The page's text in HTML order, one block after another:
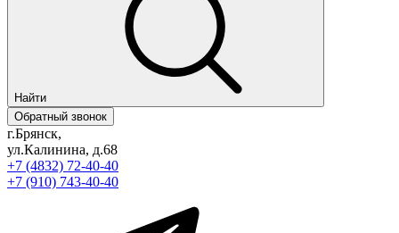
Найти
Обратный звонок
г.Брянск,
ул.Калинина, д.68
+7 (4832) 72-40-40
+7 (910) 743-40-40